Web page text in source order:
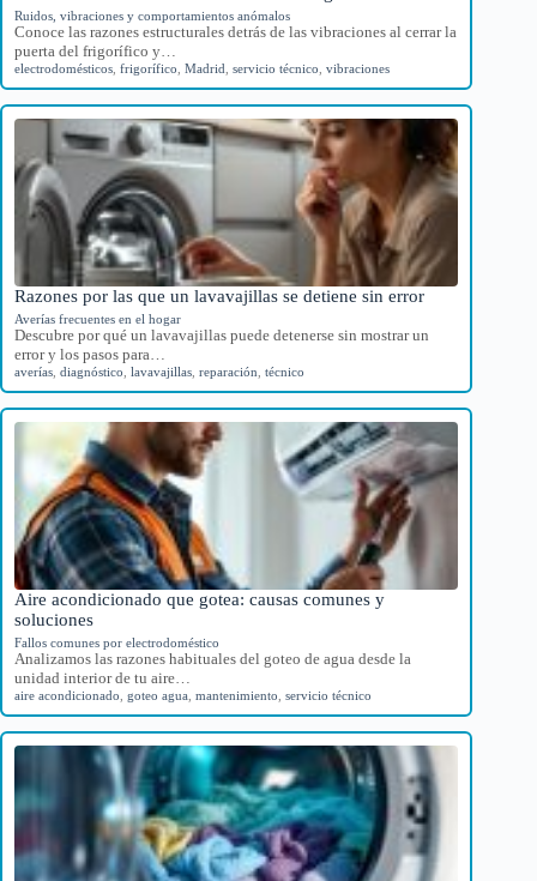
Ruidos, vibraciones y comportamientos anómalos
Conoce las razones estructurales detrás de las vibraciones al cerrar la
puerta del frigorífico y…
electrodomésticos frigorífico Madrid servicio técnico vibraciones
Razones por las que un lavavajillas se detiene sin error
Averías frecuentes en el hogar
Descubre por qué un lavavajillas puede detenerse sin mostrar un
error y los pasos para…
averías diagnóstico lavavajillas reparación técnico
Aire acondicionado que gotea: causas comunes y
soluciones
Fallos comunes por electrodoméstico
Analizamos las razones habituales del goteo de agua desde la
unidad interior de tu aire…
aire acondicionado goteo agua mantenimiento servicio técnico